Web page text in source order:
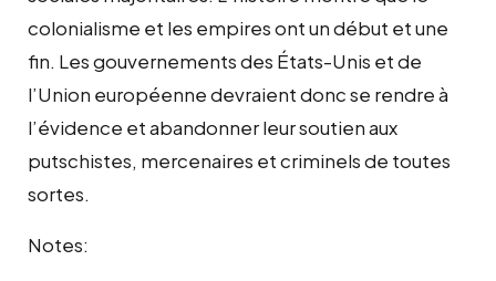
colonialisme et les empires ont un début et une
fin. Les gouvernements des États-Unis et de
l’Union européenne devraient donc se rendre à
l’évidence et abandonner leur soutien aux
putschistes, mercenaires et criminels de toutes
sortes.
Notes: